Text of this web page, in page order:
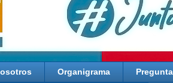
Organigrama